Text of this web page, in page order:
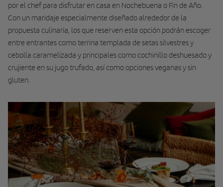
por el chef para disfrutar en casa en Nochebuena o Fin de Año.
Con un maridaje especialmente diseñado alrededor de la
propuesta culinaria, los que reserven esta opción podrán escoger
entre entrantes como terrina templada de setas silvestres y
cebolla caramelizada y principales como cochinillo deshuesado y
crujiente en su jugo trufado, así como opciones veganas y sin
gluten.